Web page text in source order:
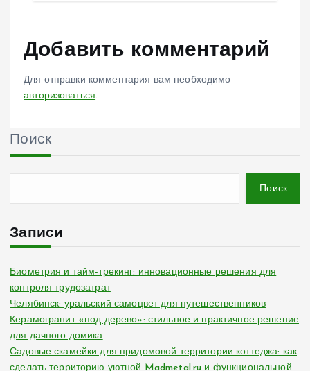
Добавить комментарий
Для отправки комментария вам необходимо
авторизоваться.
Поиск
Поиск
Записи
Биометрия и тайм-трекинг: инновационные решения для
контроля трудозатрат
Челябинск: уральский самоцвет для путешественников
Керамогранит «под дерево»: стильное и практичное решение
для дачного домика
Садовые скамейки для придомовой территории коттеджа: как
сделать территорию уютной Madmetal.ru и функциональной